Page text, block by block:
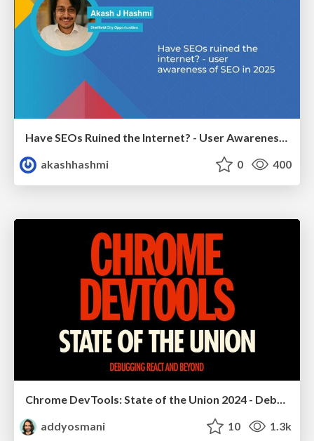
Have SEOs Ruined the Internet? - User Awareness of SEO in 2025
akashhashmi
0 400
addyosmani
10 1.3k